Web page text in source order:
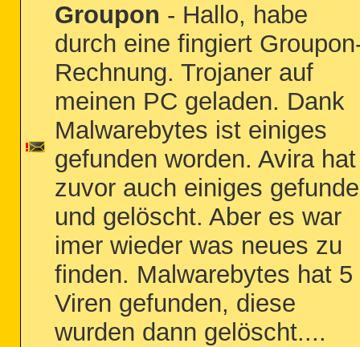
Groupon - Hallo, habe
durch eine fingiert
Rechnung. Trojaner auf
meinen PC geladen. Dank
Malwarebytes ist einiges
gefunden worden. Avira hat
zuvor auch einiges
und gelöscht. Aber es war
imer wieder was neues zu
finden. Malwarebytes hat 5
Viren gefunden, diese
wurden dann gelöscht....